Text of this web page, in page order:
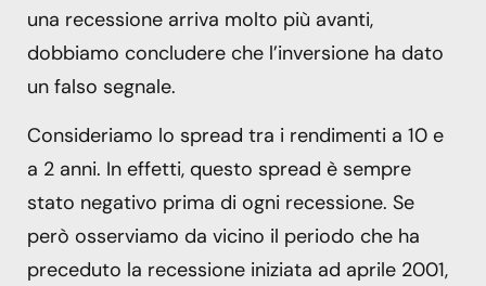
una recessione arriva molto più avanti,
dobbiamo concludere che l’inversione ha dato
un falso segnale.
Consideriamo lo spread tra i rendimenti a 10 e
a 2 anni. In effetti, questo spread è sempre
stato negativo prima di ogni recessione. Se
però osserviamo da vicino il periodo che ha
preceduto la recessione iniziata ad aprile 2001,